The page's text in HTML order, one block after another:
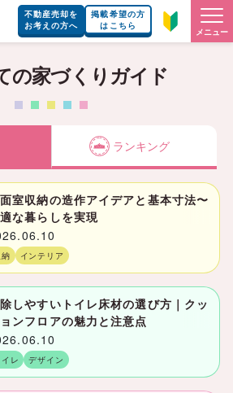
不動産売却を
お考えの方へ
掲載希望の方
はこちら
メニュー
の家づくりガイド
ランキング
室収納の造作アイデアと基本寸法〜
な暮らしを実現
インテリア
しやすいトイレ床材の選び方｜クッ
ンフロアの魅力と注意点
イレ デザイン